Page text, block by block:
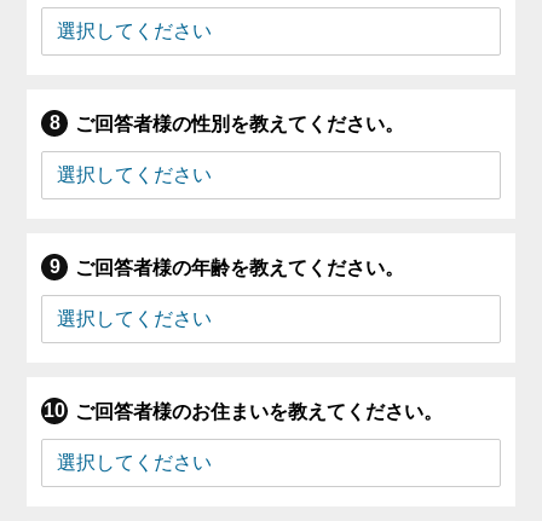
ご回答者様の性別を教えてください。
ご回答者様の年齢を教えてください。
ご回答者様のお住まいを教えてください。